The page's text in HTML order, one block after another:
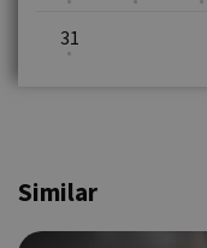
31
Similar